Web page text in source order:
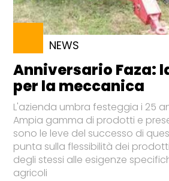
NEWS
Anniversario Faza:
per la meccanica
L'azienda umbra festeggia i 25
Ampia gamma di prodotti e
sono le leve del successo di
punta sulla flessibilità dei
degli stessi alle esigenze
agricoli